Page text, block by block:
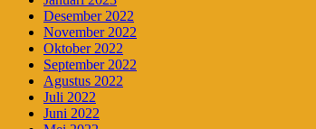
Desember 2022
November 2022
Oktober 2022
September 2022
Agustus 2022
Juli 2022
Juni 2022